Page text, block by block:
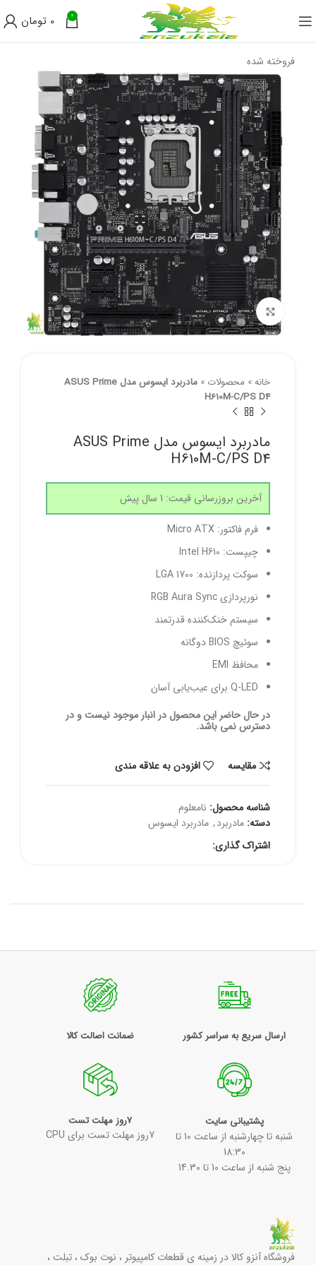
0
0 تومان
فروخته شده
برای بزرگنمایی کلیک کنید
خانه» محصولات »
مادربرد ایسوس مدل ASUS Prime
H610M-C/PS D4
مادربرد ایسوس مدل ASUS Prime
H610M-C/PS D4
آخرین بروزرسانی قیمت: 1 سال پیش
فرم فاکتور: Micro ATX
چیپست: Intel H610
سوکت پردازنده: LGA 1700
نورپردازی RGB Aura Sync
سیستم خنک‌کننده قدرتمند
سوئیچ BIOS دوگانه
محافظ EMI
Q-LED برای عیب‌یابی آسان
در حال حاضر این محصول در انبار موجود نیست و در
دسترس نمی باشد.
مقايسه افزودن به علاقه مندی
شناسه محصول: نامعلوم
دسته: مادربرد, مادربرد ایسوس
اشتراک گذاری:
ارسال سریع به سراسر کشور ضمانت اصالت کالا
پشتیبانی سایت
شنبه تا چهارشنبه از ساعت 10 تا
18:30
پنج شنبه از ساعت 10 تا 14.30
7روز مهلت تست
7روز مهلت تست برای CPU
فروشگاه آنزو کالا در زمینه ی قطعات کامپیوتر ، نوت بوک ، تبلت ،